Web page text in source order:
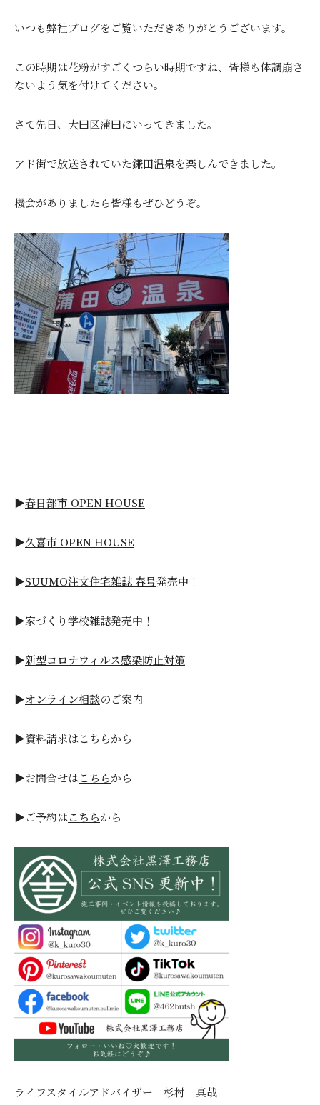
いつも弊社ブログをご覧いただきありがとうございます。
この時期は花粉がすごくつらい時期ですね、皆様も体調崩さ
ないよう気を付けてください。
さて先日、大田区蒲田にいってきました。
アド街で放送されていた鎌田温泉を楽しんできました。
機会がありましたら皆様もぜひどうぞ。
▶春日部市 OPEN HOUSE
▶久喜市 OPEN HOUSE
▶SUUMO注文住宅雑誌 春号発売中！
▶家づくり学校雑誌発売中！
▶新型コロナウィルス感染防止対策
▶オンライン相談のご案内
▶資料請求はこちらから
▶お問合せはこちらから
▶ご予約はこちらから
ライフスタイルアドバイザー 杉村 真哉